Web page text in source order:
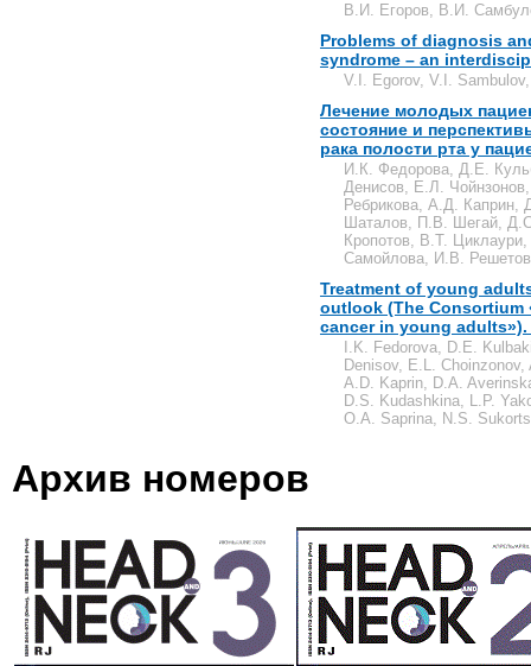
В.И. Егоров, В.И.
Problems of diagnosis
syndrome – an
V.I. Egorov, V.I.
Лечение молодых
состояние и
рака полости рта у
И.К. Федорова, Д.Е.
Денисов, Е.Л.
Ребрикова, А.Д.
Шаталов, П.В. Шегай,
Кропотов, В.Т.
Самойлова, И.В. Решетов
Treatment of young
outlook (The
cancer in young adults»).
I.K. Fedorova, D.E.
Denisov, E.L.
A.D. Kaprin, D.A.
D.S. Kudashkina, L.P.
O.A. Saprina, N.S.
Архив номеров